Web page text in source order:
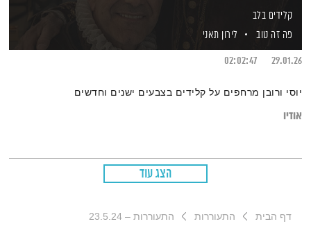
קלידים בלב
פה זה טוב
לירון תאני
29.01.26
02:02:47
יוסי ורובן מרחפים על קלידים בצבעים ישנים וחדשים
אודיו
הצג עוד
דף הבית התעוררות התעוררות – 23.5.24